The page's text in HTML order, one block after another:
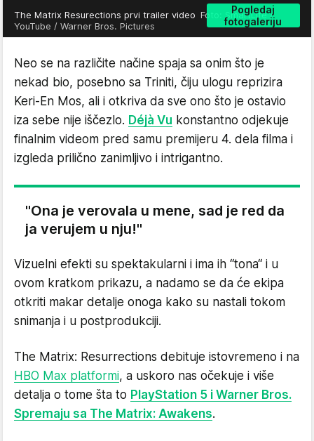
Pogledaj
fotogaleriju
The Matrix Resurections prvi trailer video Foto: SmartLife /
YouTube / Warner Bros. Pictures
Neo se na različite načine spaja sa onim što je
nekad bio, posebno sa Triniti, čiju ulogu reprizira
Keri-En Mos, ali i otkriva da sve ono što je ostavio
iza sebe nije iščezlo. Déjà Vu konstantno odjekuje
finalnim videom pred samu premijeru 4. dela filma i
izgleda prilično zanimljivo i intrigantno.
"Ona je verovala u mene, sad je red da
ja verujem u nju!"
Vizuelni efekti su spektakularni i ima ih “tona“ i u
ovom kratkom prikazu, a nadamo se da će ekipa
otkriti makar detalje onoga kako su nastali tokom
snimanja i u postprodukciji.
The Matrix: Resurrections debituje istovremeno i na
HBO Max platformi, a uskoro nas očekuje i više
detalja o tome šta to PlayStation 5 i Warner Bros.
Spremaju sa The Matrix: Awakens.